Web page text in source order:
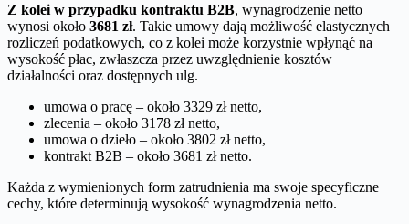
Z kolei w przypadku kontraktu B2B, wynagrodzenie netto
wynosi około 3681 zł. Takie umowy dają możliwość elastycznych
rozliczeń podatkowych, co z kolei może korzystnie wpłynąć na
wysokość płac, zwłaszcza przez uwzględnienie kosztów
działalności oraz dostępnych ulg.
umowa o pracę – około 3329 zł netto,
zlecenia – około 3178 zł netto,
umowa o dzieło – około 3802 zł netto,
kontrakt B2B – około 3681 zł netto.
Każda z wymienionych form zatrudnienia ma swoje specyficzne
cechy, które determinują wysokość wynagrodzenia netto.